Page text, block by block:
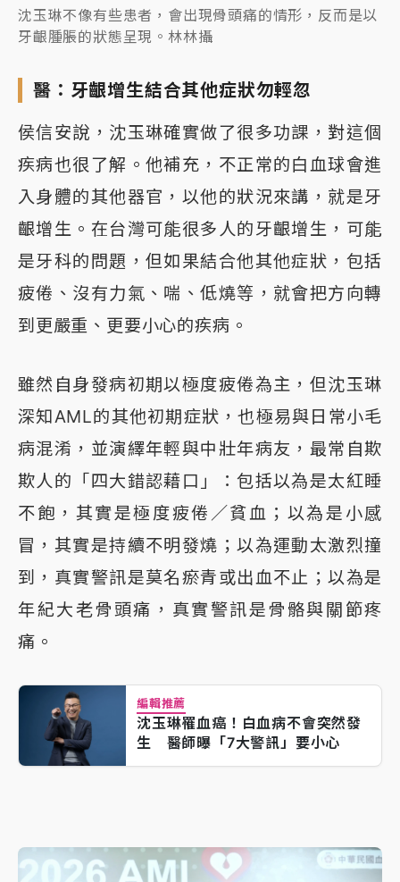
沈玉琳不像有些患者，會出現骨頭痛的情形，反而是以
牙齦腫脹的狀態呈現。林林攝
醫：牙齦增生結合其他症狀勿輕忽
侯信安說，沈玉琳確實做了很多功課，對這個
疾病也很了解。他補充，不正常的白血球會進
入身體的其他器官，以他的狀況來講，就是牙
齦增生。在台灣可能很多人的牙齦增生，可能
是牙科的問題，但如果結合他其他症狀，包括
疲倦、沒有力氣、喘、低燒等，就會把方向轉
到更嚴重、更要小心的疾病。
雖然自身發病初期以極度疲倦為主，但沈玉琳
深知AML的其他初期症狀，也極易與日常小毛
病混淆，並演繹年輕與中壯年病友，最常自欺
欺人的「四大錯認藉口」：包括以為是太紅睡
不飽，其實是極度疲倦／貧血；以為是小感
冒，其實是持續不明發燒；以為運動太激烈撞
到，真實警訊是莫名瘀青或出血不止；以為是
年紀大老骨頭痛，真實警訊是骨骼與關節疼
痛。
編輯推薦
沈玉琳罹血癌！白血病不會突然發
生 醫師曝「7大警訊」要小心